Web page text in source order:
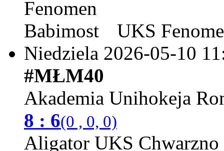
UKS
Niedziela 2026-05-10
#MŁM40
Akademia Unihokeja
8 : 6(0 , 0, 0)
Aligator UKS